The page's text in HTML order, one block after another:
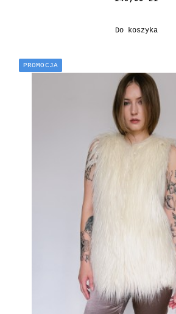
Do koszyka
PROMOCJA